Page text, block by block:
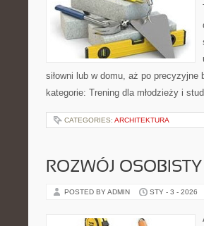
siłowni lub w domu, aż po
kategorie: Trening dla młodzieży i
CATEGORIES: ARCHITEKTURA
ROZWÓJ
POSTED BY ADMIN STY - 3 - 2026